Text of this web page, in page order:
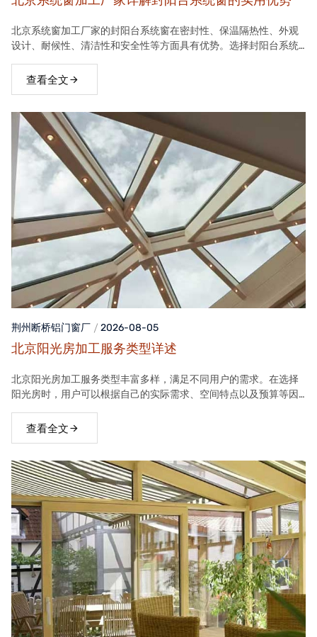
北京系统窗加工厂家的封阳台系统窗在密封性、保温隔热性、外观
设计、耐候性、清洁性和安全性等方面具有优势。选择封阳台系统
体验。
查看全文
荆州断桥铝门窗厂 2026-08-05
北京阳光房加工服务类型详述
北京阳光房加工服务类型丰富多样，满足不同用户的需求。在选择
阳光房时，用户可以根据自己的实际需求、空间特点以及预算等因
查看全文